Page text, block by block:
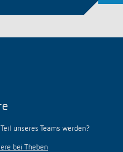
unseres Teams werden?
bei Theben